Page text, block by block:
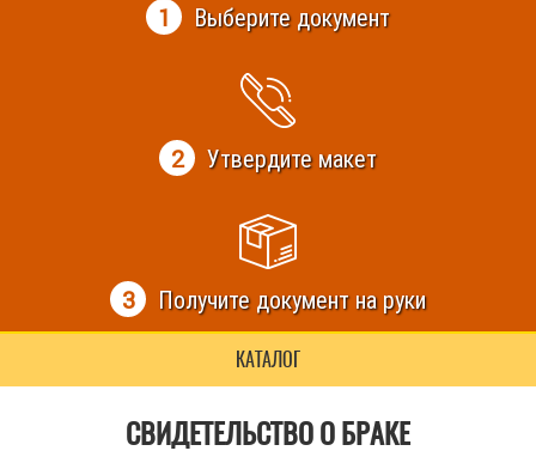
1 Выберите документ
2 Утвердите макет
3 Получите документ на руки
КАТАЛОГ
СВИДЕТЕЛЬСТВО О БРАКЕ